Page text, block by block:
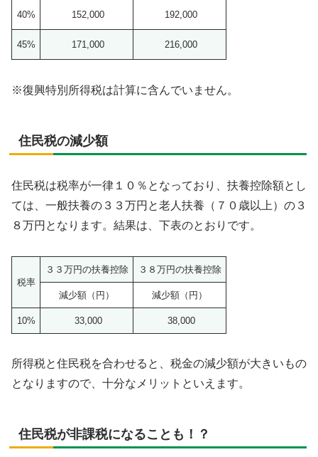
40% 152,000 192,000
45% 171,000 216,000
※復興特別所得税は計算に含んでいません。
住民税の減少額
住民税は税率が一律１０％となっており、扶養控除額とし
ては、一般扶養の３３万円と老人扶養（７０歳以上）の３
８万円となります。結果は、下表のとおりです。
税率
３３万円の扶養控除 ３８万円の扶養控除
減少額（円） 減少額（円）
10% 33,000 38,000
所得税と住民税を合わせると、税金の減少額が大きいもの
となりますので、十分なメリットといえます。
住民税が非課税になることも！？